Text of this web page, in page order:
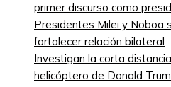
primer discurso como
Presidentes Milei y Noboa
fortalecer relación bilateral
Investigan la corta
helicóptero de Donald